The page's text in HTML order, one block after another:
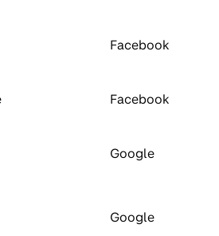
Facebook
Facebook
Google
Google